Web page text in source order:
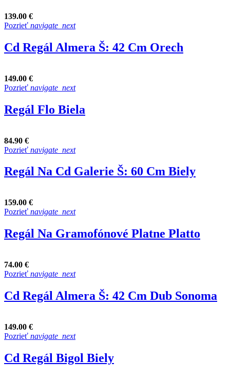
139.00 €
Pozrieť navigate_next
Cd Regál Almera Š: 42 Cm Orech
149.00 €
Pozrieť navigate_next
Regál Flo Biela
84.90 €
Pozrieť navigate_next
Regál Na Cd Galerie Š: 60 Cm Biely
159.00 €
Pozrieť navigate_next
Regál Na Gramofónové Platne Platto
74.00 €
Pozrieť navigate_next
Cd Regál Almera Š: 42 Cm Dub Sonoma
149.00 €
Pozrieť navigate_next
Cd Regál Bigol Biely